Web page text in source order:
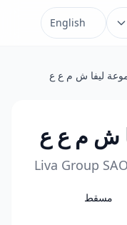
English
ليفا ش م ع ع
ش م ع ع
Liva Group
مسقط